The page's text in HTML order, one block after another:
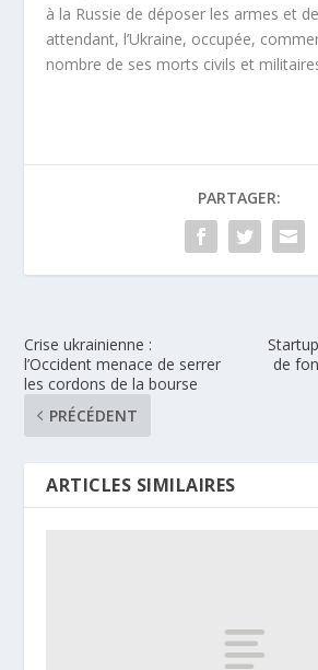
à la Russie de déposer les armes et
attendant, l’Ukraine, occupée,
nombre de ses morts civils et
PARTAGER:
Crise ukrainienne :
l’Occident menace de serrer
les cordons de la bourse
PRÉCÉDENT
de
ARTICLES SIMILAIRES